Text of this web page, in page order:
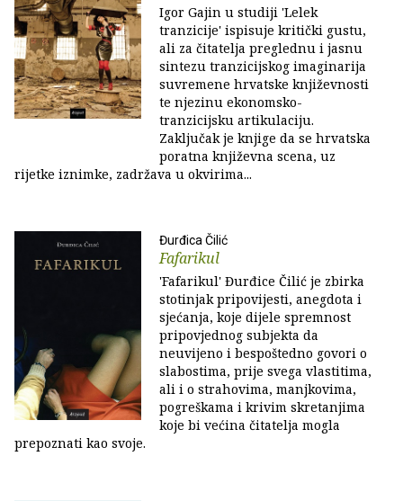
Igor Gajin u studiji 'Lelek
tranzicije' ispisuje kritički gustu,
ali za čitatelja preglednu i jasnu
sintezu tranzicijskog imaginarija
suvremene hrvatske književnosti
te njezinu ekonomsko-
tranzicijsku artikulaciju.
Zaključak je knjige da se hrvatska
poratna književna scena, uz
rijetke iznimke, zadržava u okvirima...
Đurđica Čilić
Fafarikul
'Fafarikul' Đurđice Čilić je zbirka
stotinjak pripovijesti, anegdota i
sjećanja, koje dijele spremnost
pripovjednog subjekta da
neuvijeno i bespoštedno govori o
slabostima, prije svega vlastitima,
ali i o strahovima, manjkovima,
pogreškama i krivim skretanjima
koje bi većina čitatelja mogla
prepoznati kao svoje.